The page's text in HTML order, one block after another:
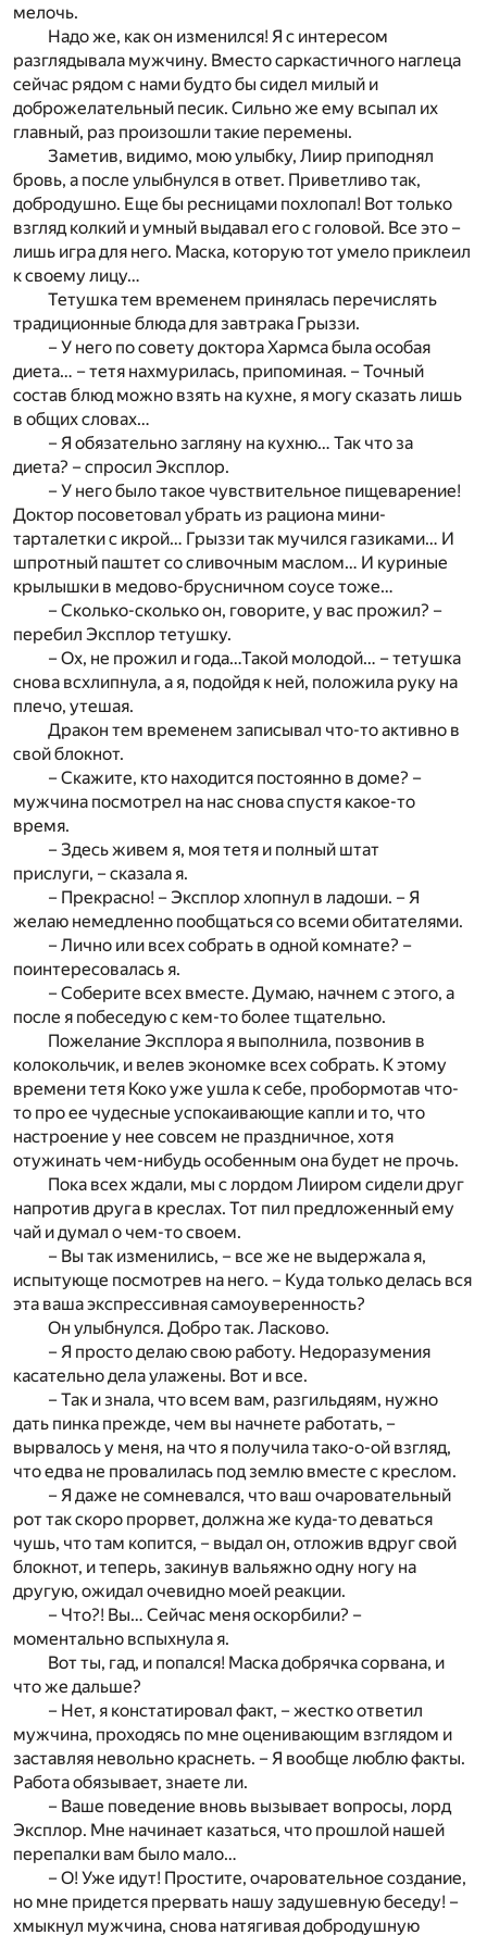
мелочь.
Надо же, как он изменился! Я с интересом
разглядывала мужчину. Вместо саркастичного наглеца
сейчас рядом с нами будто бы сидел милый и
доброжелательный песик. Сильно же ему всыпал их
главный, раз произошли такие перемены.
Заметив, видимо, мою улыбку, Лиир приподнял
бровь, а после улыбнулся в ответ. Приветливо так,
добродушно. Еще бы ресницами похлопал! Вот только
взгляд колкий и умный выдавал его с головой. Все это –
лишь игра для него. Маска, которую тот умело приклеил
к своему лицу…
Тетушка тем временем принялась перечислять
традиционные блюда для завтрака Грыззи.
– У него по совету доктора Хармса была особая
диета… – тетя нахмурилась, припоминая. – Точный
состав блюд можно взять на кухне, я могу сказать лишь
в общих словах…
– Я обязательно загляну на кухню… Так что за
диета? – спросил Эксплор.
– У него было такое чувствительное пищеварение!
Доктор посоветовал убрать из рациона мини-
тарталетки с икрой… Грыззи так мучился газиками… И
шпротный паштет со сливочным маслом… И куриные
крылышки в медово-брусничном соусе тоже…
– Сколько-сколько он, говорите, у вас прожил? –
перебил Эксплор тетушку.
– Ох, не прожил и года…Такой молодой… – тетушка
снова всхлипнула, а я, подойдя к ней, положила руку на
плечо, утешая.
Дракон тем временем записывал что-то активно в
свой блокнот.
– Скажите, кто находится постоянно в доме? –
мужчина посмотрел на нас снова спустя какое-то
время.
– Здесь живем я, моя тетя и полный штат
прислуги, – сказала я.
– Прекрасно! – Эксплор хлопнул в ладоши. – Я
желаю немедленно пообщаться со всеми обитателями.
– Лично или всех собрать в одной комнате? –
поинтересовалась я.
– Соберите всех вместе. Думаю, начнем с этого, а
после я побеседую с кем-то более тщательно.
Пожелание Эксплора я выполнила, позвонив в
колокольчик, и велев экономке всех собрать. К этому
времени тетя Коко уже ушла к себе, пробормотав что-
то про ее чудесные успокаивающие капли и то, что
настроение у нее совсем не праздничное, хотя
отужинать чем-нибудь особенным она будет не прочь.
Пока всех ждали, мы с лордом Лииром сидели друг
напротив друга в креслах. Тот пил предложенный ему
чай и думал о чем-то своем.
– Вы так изменились, – все же не выдержала я,
испытующе посмотрев на него. – Куда только делась вся
эта ваша экспрессивная самоуверенность?
Он улыбнулся. Добро так. Ласково.
– Я просто делаю свою работу. Недоразумения
касательно дела улажены. Вот и все.
– Так и знала, что всем вам, разгильдяям, нужно
дать пинка прежде, чем вы начнете работать, –
вырвалось у меня, на что я получила тако-о-ой взгляд,
что едва не провалилась под землю вместе с креслом.
– Я даже не сомневался, что ваш очаровательный
рот так скоро прорвет, должна же куда-то деваться
чушь, что там копится, – выдал он, отложив вдруг свой
блокнот, и теперь, закинув вальяжно одну ногу на
другую, ожидал очевидно моей реакции.
– Что?! Вы… Сейчас меня оскорбили? –
моментально вспыхнула я.
Вот ты, гад, и попался! Маска добрячка сорвана, и
что же дальше?
– Нет, я констатировал факт, – жестко ответил
мужчина, проходясь по мне оценивающим взглядом и
заставляя невольно краснеть. – Я вообще люблю факты.
Работа обязывает, знаете ли.
– Ваше поведение вновь вызывает вопросы, лорд
Эксплор. Мне начинает казаться, что прошлой нашей
перепалки вам было мало…
– О! Уже идут! Простите, очаровательное создание,
но мне придется прервать нашу задушевную беседу! –
хмыкнул мужчина, снова натягивая добродушную